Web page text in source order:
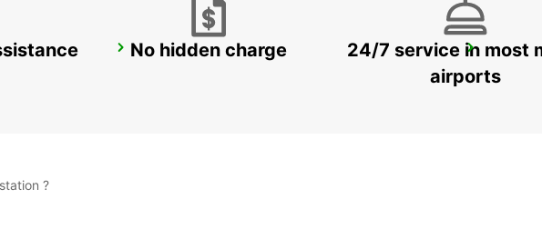
WELLINGTON FERRY TERMINAL
No hidden charge
24/7 service in most
airports
?